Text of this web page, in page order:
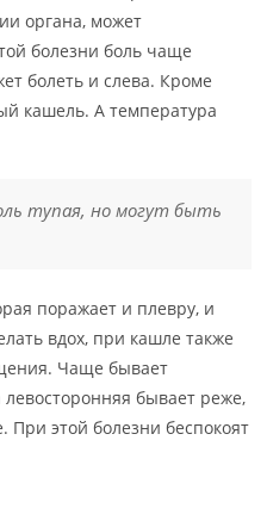
органа, может
болезни боль чаще
болеть и слева. Кроме
кашель. А температура
тупая, но могут быть
поражает и плевру, и
вдох, при кашле также
Чаще бывает
бывает реже,
При этой болезни беспокоят